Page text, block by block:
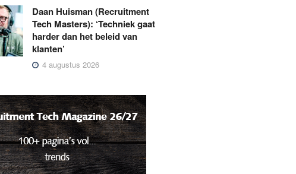
Daan Huisman (Recruitment
Tech Masters): ‘Techniek gaat
harder dan het beleid van
klanten’
4 augustus 2026